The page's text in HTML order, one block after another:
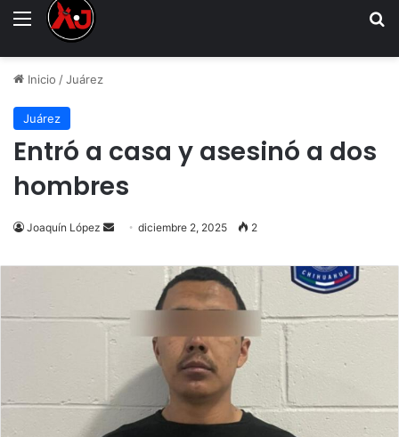
Menu
Inicio /Juárez
Juárez
Entró a casa y asesinó a dos
hombres
Joaquín López
Send
email
diciembre 2, 2025 2